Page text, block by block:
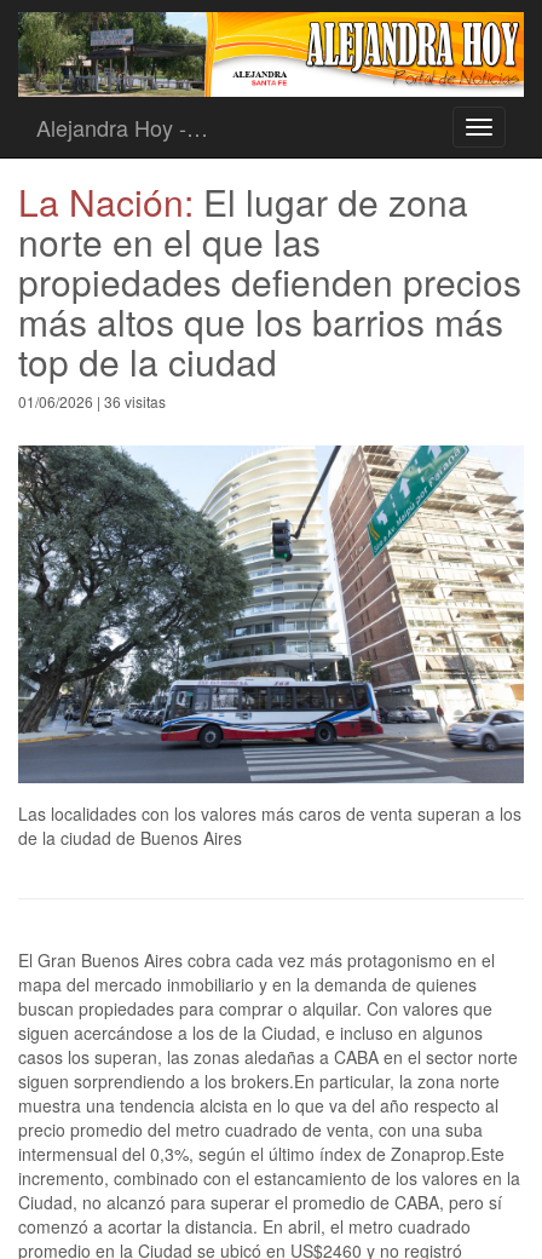
Toggle
Alejandra Hoy -…
La Nación: El lugar de zona
norte en el que las
propiedades defienden precios
más altos que los barrios más
top de la ciudad
01/06/2026 | 36 visitas
Las localidades con los valores más caros de venta superan a los
de la ciudad de Buenos Aires
El Gran Buenos Aires cobra cada vez más protagonismo en el
mapa del mercado inmobiliario y en la demanda de quienes
buscan propiedades para comprar o alquilar. Con valores que
siguen acercándose a los de la Ciudad, e incluso en algunos
casos los superan, las zonas aledañas a CABA en el sector norte
siguen sorprendiendo a los brokers.En particular, la zona norte
muestra una tendencia alcista en lo que va del año respecto al
precio promedio del metro cuadrado de venta, con una suba
intermensual del 0,3%, según el último índex de Zonaprop.Este
incremento, combinado con el estancamiento de los valores en la
Ciudad, no alcanzó para superar el promedio de CABA, pero sí
comenzó a acortar la distancia. En abril, el metro cuadrado
promedio en la Ciudad se ubicó en US$2460 y no registró